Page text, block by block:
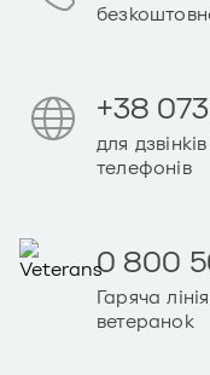
+38
для
телефонів
0 800
Гаряча
ветеранок